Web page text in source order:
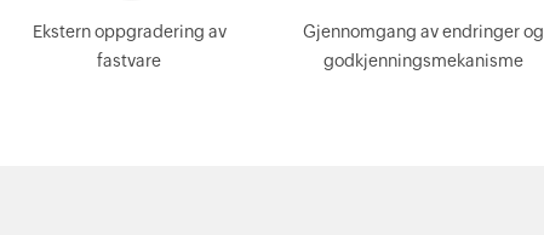
Ekstern oppgradering av
fastvare
Gjennomgang av endringer og
godkjenningsmekanisme